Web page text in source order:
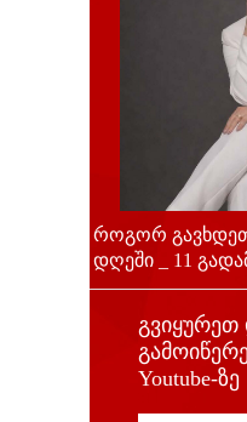
როგორ
დღეში _ 11
გვიყურეთ
Youtube-ზე